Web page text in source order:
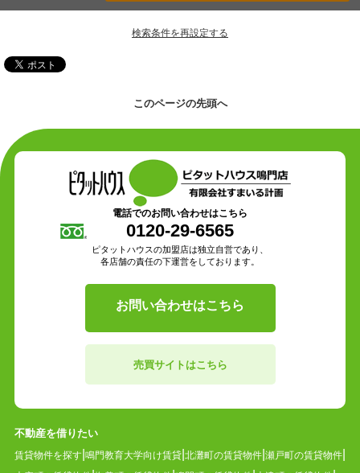
検索条件を再設定する
このページの先頭へ
電話でのお問い合わせはこちら
0120-29-6565
ピタットハウスの加盟店は独立自営であり、
各店舗の責任の下運営をしております。
お問い合わせはこちら
売買サイトはこちら
不動産を借りたい
賃貸物件を探す 鳴門教育大学向け賃貸 北灘町の賃貸物件 瀬戸町の賃貸物件